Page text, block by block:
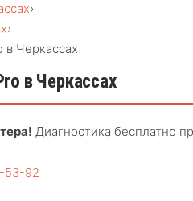
›
›
в Черкассах
в Черкассах
Диагностика бесплатно
53-92